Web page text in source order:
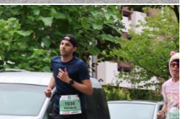
€ MERKEN
11:23:36